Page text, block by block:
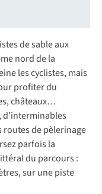
de sable aux
nord de la
les cyclistes, mais
profiter du
châteaux…
, d’interminables
routes de pèlerinage
parfois la
du parcours :
sur une piste